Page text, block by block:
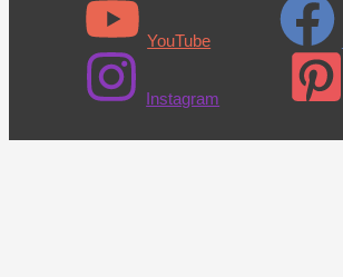
YouTube
Instagram